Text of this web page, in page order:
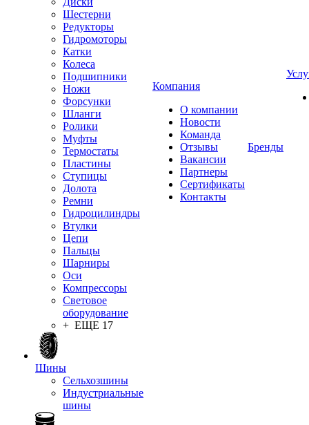
Шестерни
Редукторы
Гидромоторы
Катки
Колеса
Подшипники
Ножи
Форсунки
Шланги
Ролики
Муфты
Термостаты
Пластины
Ступицы
Долота
Ремни
Гидроцилиндры
Втулки
Цепи
Пальцы
Шарниры
Оси
Компрессоры
Световое
оборудование
+ ЕЩЕ 17
Шины
Сельхозшины
Индустриальные
шины
Компания
О компании
Новости
Команда
Отзывы
Вакансии
Партнеры
Сертификаты
Контакты
Бренды